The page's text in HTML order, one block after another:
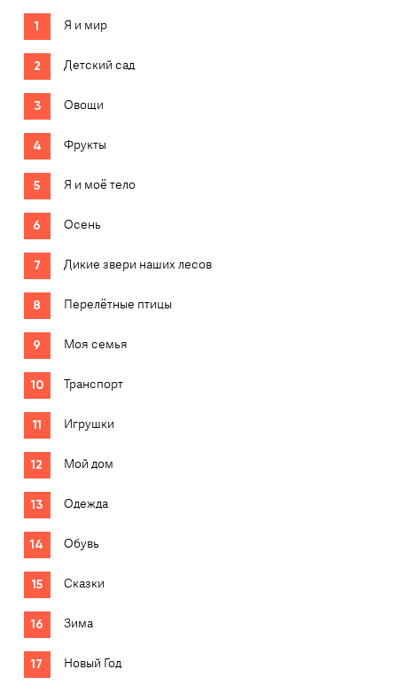
Я и мир
Детский сад
Овощи
Фрукты
Я и моё тело
Осень
Дикие звери наших лесов
Перелётные птицы
Моя семья
Транспорт
Игрушки
Мой дом
Одежда
Обувь
Сказки
Зима
Новый Год